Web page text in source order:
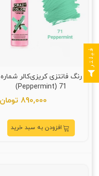
رنگ فانتزی کریزی‌کالر شماره
71 (Peppermint)
890,000 تومان
افزودن به سبد خرید
فیلتر